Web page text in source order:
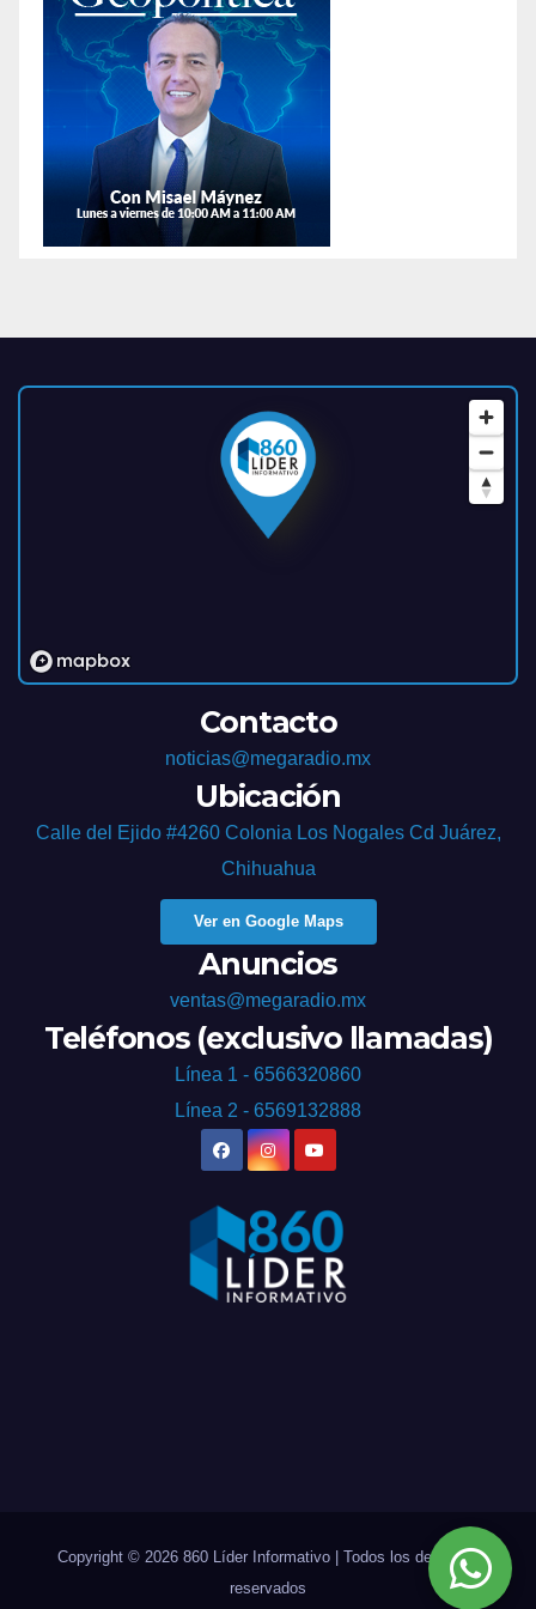
Contacto
noticias@megaradio.mx
Ubicación
Calle del Ejido #4260 Colonia Los Nogales Cd Juárez,
Chihuahua
Ver en Google Maps
Anuncios
ventas@megaradio.mx
Teléfonos (exclusivo llamadas)
Línea 1 - 6566320860
Línea 2 - 6569132888
Copyright © 2026 860 Líder Informativo | Todos los derechos
reservados